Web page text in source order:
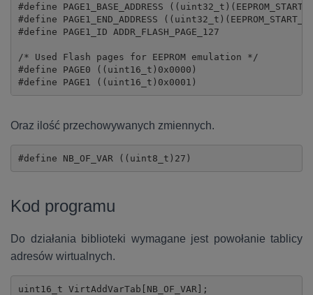
#define PAGE1_BASE_ADDRESS
#define PAGE1_END_ADDRESS
#define PAGE1_ID ADDR_FLASH_PAGE_127
/* Used Flash pages for EEPROM emulation */
#define PAGE0 ((uint16_t)0x0000)
Oraz ilość przechowywanych zmiennych.
#define NB_OF_VAR ((uint8_t)27)
Kod programu
Do działania biblioteki wymagane jest powołanie tablicy
adresów wirtualnych.
uint16_t VirtAddVarTab[NB_OF_VAR];